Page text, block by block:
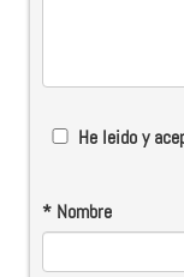
He leido y
* Nombre